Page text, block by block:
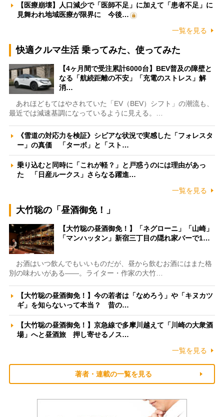
【医療崩壊】人口減少で「医師不足」に加えて「患者不足」に
見舞われ地域医療が限界に 今後…
一覧を見る
快適クルマ生活 乗ってみた、使ってみた
【4ヶ月間で受注累計6000台】BEV普及の障壁と
なる「航続距離の不安」「充電のストレス」解
消…
あれほどもてはやされていた「EV（BEV）シフト」の潮流も、
最近では減速基調になっているように見える。…
《雪道の対応力を検証》シビアな状況で実感した「フォレスタ
ー」の真価 「ターボ」と「スト…
乗り込むと同時に「これが軽？」と戸惑うのには理由があっ
た 「日産ルークス」さらなる躍進…
一覧を見る
大竹聡の「昼酒御免！」
【大竹聡の昼酒御免！】「ネグローニ」「山崎」
「マンハッタン」新宿三丁目の隠れ家バーで1…
お酒はいつ飲んでもいいものだが、昼から飲むお酒にはまた格
別の味わいがある――。ライター・作家の大竹…
【大竹聡の昼酒御免！】今の若者は「なめろう」や「キヌカツ
ギ」を知らないって本当？ 昔の…
【大竹聡の昼酒御免！】京急線で多摩川越えて「川崎の大衆酒
場」へと昼酒旅 押し寄せるノス…
一覧を見る
著者・連載の一覧を見る